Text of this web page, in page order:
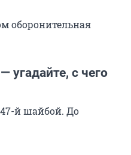
оборонительная
угадайте, с чего
й шайбой. До